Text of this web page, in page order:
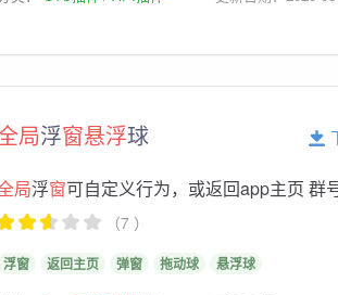
局浮窗悬浮球
局浮窗可自定义行为，或返回app主页 群
（7 ）
浮窗 返回主页 弹窗 拖动球 悬浮球